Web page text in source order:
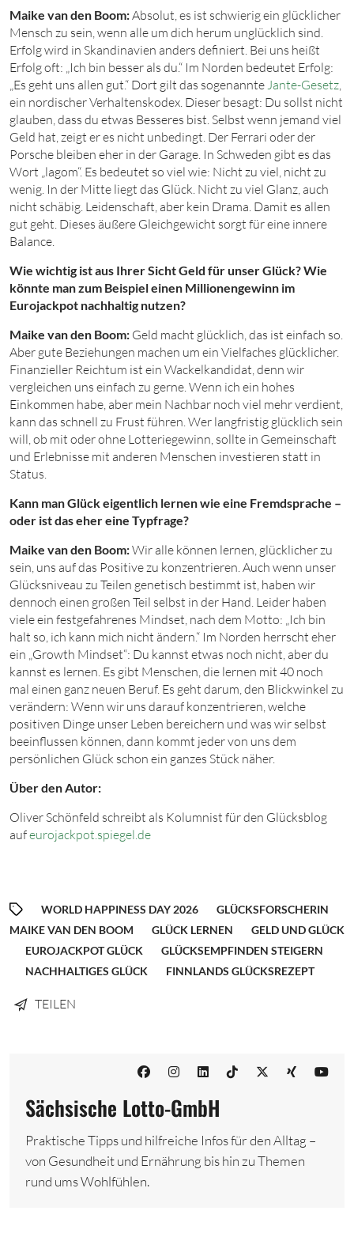
Maike van den Boom:Absolut, es ist schwierig ein glücklicher
Mensch zu sein, wenn alle um dich herum unglücklich sind.
Erfolg wird in Skandinavien anders definiert. Bei uns heißt
Erfolg oft: „Ich bin besser als du.“ Im Norden bedeutet Erfolg:
„Es geht uns allen gut.“ Dort gilt das sogenannte Jante-Gesetz
ein nordischer Verhaltenskodex. Dieser besagt: Du sollst nicht
glauben, dass du etwas Besseres bist. Selbst wenn jemand viel
Geld hat, zeigt er es nicht unbedingt. Der Ferrari oder der
Porsche bleiben eher in der Garage. In Schweden gibt es das
Wort „lagom“. Es bedeutet so viel wie: Nicht zu viel, nicht zu
wenig. In der Mitte liegt das Glück. Nicht zu viel Glanz, auch
nicht schäbig. Leidenschaft, aber kein Drama. Damit es allen
gut geht. Dieses äußere Gleichgewicht sorgt für eine innere
Balance.
Wie wichtig ist aus Ihrer Sicht Geld für unser Glück? Wie
könnte man zum Beispiel einen Millionengewinn im
Eurojackpot nachhaltig nutzen?
Maike van den Boom: Geld macht glücklich, das ist einfach so.
Aber gute Beziehungen machen um ein Vielfaches glücklicher.
Finanzieller Reichtum ist ein Wackelkandidat, denn wir
vergleichen uns einfach zu gerne. Wenn ich ein hohes
Einkommen habe, aber mein Nachbar noch viel mehr verdient,
kann das schnell zu Frust führen. Wer langfristig glücklich sein
will, ob mit oder ohne Lotteriegewinn, sollte in Gemeinschaft
und Erlebnisse mit anderen Menschen investieren statt in
Status.
Kann man Glück eigentlich lernen wie eine Fremdsprache –
oder ist das eher eine Typfrage?
Maike van den Boom:Wir alle können lernen, glücklicher zu
sein, uns auf das Positive zu konzentrieren. Auch wenn unser
Glücksniveau zu Teilen genetisch bestimmt ist, haben wir
dennoch einen großen Teil selbst in der Hand. Leider haben
viele ein festgefahrenes Mindset, nach dem Motto: „Ich bin
halt so, ich kann mich nicht ändern.“ Im Norden herrscht eher
ein „Growth Mindset“: Du kannst etwas noch nicht, aber du
kannst es lernen. Es gibt Menschen, die lernen mit 40 noch
mal einen ganz neuen Beruf. Es geht darum, den Blickwinkel zu
verändern: Wenn wir uns darauf konzentrieren, welche
positiven Dinge unser Leben bereichern und was wir selbst
beeinflussen können, dann kommt jeder von uns dem
persönlichen Glück schon ein ganzes Stück näher.
Über den Autor:
Oliver Schönfeld schreibt als Kolumnist für den Glücksblog
aufeurojackpot.spiegel.de
WORLD HAPPINESS DAY 2026
GLÜCKSFORSCHERIN
MAIKE VAN DEN BOOM
GLÜCK LERNEN
GELD UND GLÜCK
EUROJACKPOT GLÜCK
GLÜCKSEMPFINDEN STEIGERN
NACHHALTIGES GLÜCK
FINNLANDS GLÜCKSREZEPT
TEILEN
Sächsische Lotto-GmbH
Praktische Tipps und hilfreiche Infos für den Alltag –
von Gesundheit und Ernährung bis hin zu Themen
rund ums Wohlfühlen.